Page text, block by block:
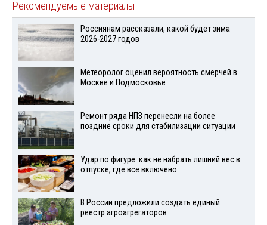
Рекомендуемые материалы
Россиянам рассказали, какой будет зима
2026-2027 годов
Метеоролог оценил вероятность смерчей в
Москве и Подмосковье
Ремонт ряда НПЗ перенесли на более
поздние сроки для стабилизации ситуации
Удар по фигуре: как не набрать лишний вес в
отпуске, где все включено
В России предложили создать единый
реестр агроагрегаторов